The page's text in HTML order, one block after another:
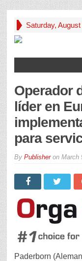
Saturday,
Operador
líder en
para
By Publisheron March
Paderborn